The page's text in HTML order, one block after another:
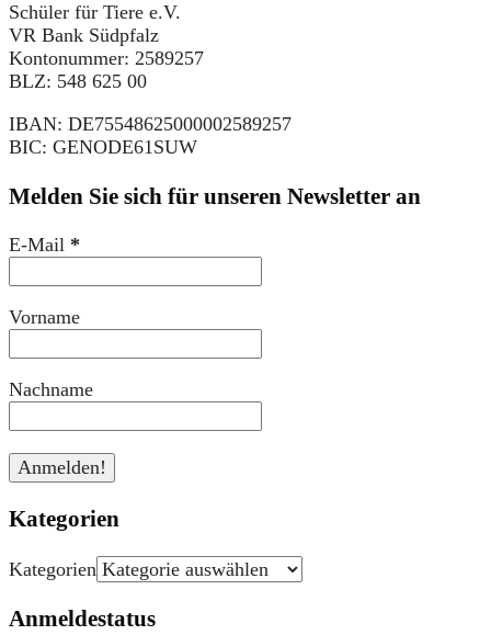
Schüler für Tiere e.V.
VR Bank Südpfalz
Kontonummer: 2589257
BLZ: 548 625 00
IBAN: DE75548625000002589257
BIC: GENODE61SUW
Melden Sie sich für unseren Newsletter an
E-Mail *
Vorname
Nachname
Kategorien
Kategorien
Anmeldestatus